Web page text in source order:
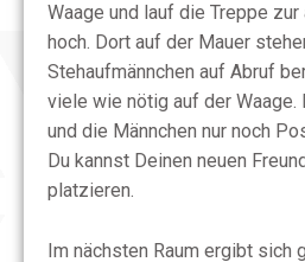
Waage und lauf die Treppe
hoch. Dort auf der Mauer
Stehaufmännchen auf Abruf
viele wie nötig auf der Waage.
und die Männchen nur noch
Du kannst Deinen neuen
platzieren.
Im nächsten Raum ergibt sich